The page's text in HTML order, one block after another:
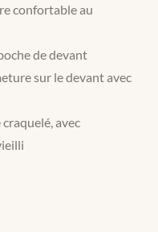
confortable au
de devant
sur le devant avec
avec